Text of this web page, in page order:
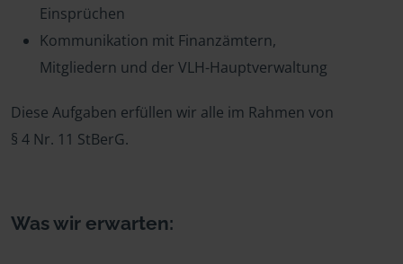
Einsprüchen
Kommunikation mit Finanzämtern,
Mitgliedern und der VLH-Hauptverwaltung
Diese Aufgaben erfüllen wir alle im Rahmen von
§ 4 Nr. 11 StBerG.
Was wir erwarten: